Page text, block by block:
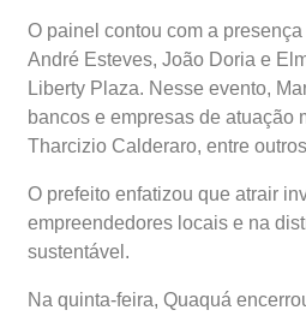
O painel contou com a
André Esteves, João Doria e
Liberty Plaza. Nesse evento,
bancos e empresas de atuação
Tharcizio Calderaro, entre
O prefeito enfatizou que atrair
empreendedores locais e na
sustentável.
Na quinta-feira, Quaquá